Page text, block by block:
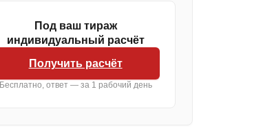
Под ваш тираж
индивидуальный расчёт
Получить расчёт
Бесплатно, ответ — за 1 рабочий день